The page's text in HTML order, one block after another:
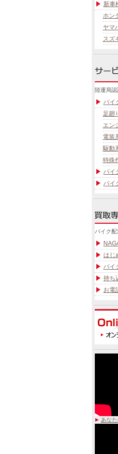
新車
ホン
ヤマ
スズ
陸運局認
バイ
足廻
エン
電装
駆動
特殊
バイ
バイ
バイク
はじ
バイ
持ち
お電
あな